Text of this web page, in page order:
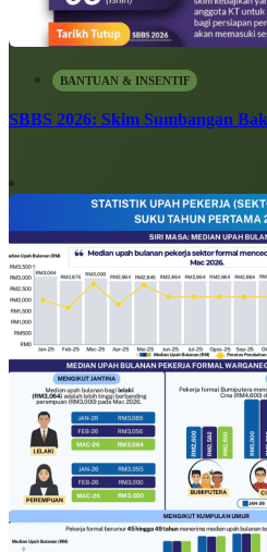
BANTUAN & INSENTIF
SBBS 2026: Skim Sumbangan